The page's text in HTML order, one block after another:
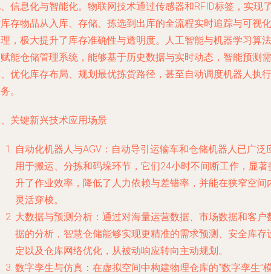
信息化与智能化。物联网技术通过传感器和RFID标签，实现
存物品从入库、存储、拣选到出库的全流程实时追踪与可视化
，极大提升了库存准确性与透明度。人工智能与机器学习算法
能仓储管理系统，能够基于历史数据与实时动态，智能预测需
优化库存布局、规划最优拣货路径，甚至自动调度机器人执行
。
关键新兴技术应用场景
自动化机器人与AGV：自动导引运输车和仓储机器人已广泛
用于搬运、分拣和码垛环节，它们24小时不间断工作，显著
升了作业效率，降低了人力依赖与差错率，并能在狭窄空间
灵活穿梭。
大数据与预测分析：通过对海量运营数据、市场数据和客户
据的分析，智慧仓储能够实现更精准的需求预测、安全库存
定以及仓库网络优化，从被动响应转向主动规划。
数字孪生与仿真：在虚拟空间中构建物理仓库的“数字孪生”